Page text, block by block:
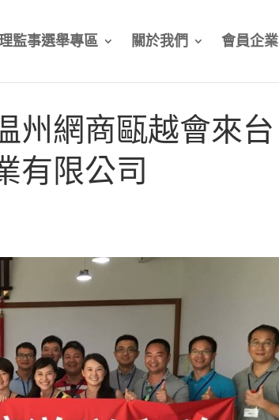
監事選舉專區 關於我們 會員企業
州網商甌越會來台
有限公司